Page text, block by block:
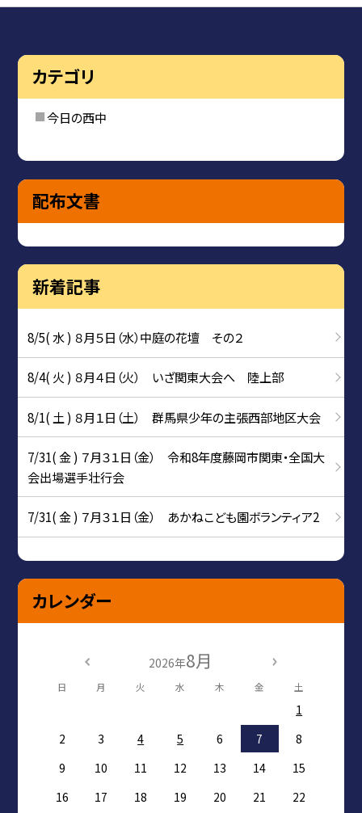
カテゴリ
今日の西中
配布文書
新着記事
8/5( 水 ) ８月５日（水）中庭の花壇 その２
8/4( 火 ) ８月４日（火） いざ関東大会へ 陸上部
8/1( 土 ) ８月１日（土） 群馬県少年の主張西部地区大会
7/31( 金 ) ７月３１日（金） 令和8年度藤岡市関東・全国大
会出場選手壮行会
7/31( 金 ) ７月３１日（金） あかねこども園ボランティア2
カレンダー
2026年8月
日 月 火 水 木 金 土
1
2
3 4 5 6 7
8
9
10 11 12 13 14
15
16
17 18 19 20 21
22